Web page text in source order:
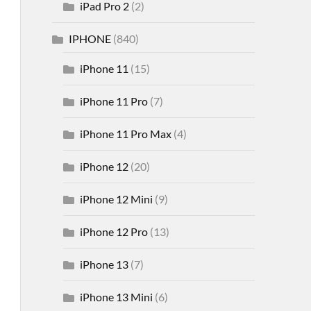
iPad Pro 2(2)
IPHONE(840)
iPhone 11 (15)
iPhone 11 Pro(7)
iPhone 11 Pro Max(4)
iPhone 12(20)
iPhone 12 Mini (9)
iPhone 12 Pro(13)
iPhone 13(7)
iPhone 13 Mini (6)